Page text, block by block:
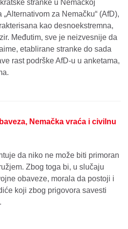
stranke u Nemačkoj
za Nemačku“ (AfD),
kao desnoekstremna,
Međutim, sve je neizvesnije da
etablirane stranke do sada
rast podrške AfD-u u anketama,
Nemačka vraća i civilnu
da niko ne može biti primoran
Zbog toga bi, u slučaju
obaveze, morala da postoji i
koji zbog prigovora savesti